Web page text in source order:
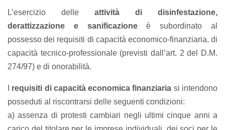
L’esercizio delle attività di disinfestazione,
derattizzazione e sanificazioneè subordinato al
possesso dei requisiti di capacità economico-finanziaria, di
capacità tecnico-professionale (previsti dall’art. 2 del D.M.
274/97) e di onorabilità.
requisiti di capacità economica finanziaria si intendono
posseduti al riscontrarsi delle seguenti condizioni:
a) assenza di protesti cambiari negli ultimi cinque anni a